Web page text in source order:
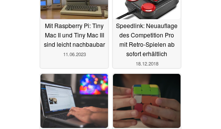
Mit Raspberry Pi: Tiny
Mac II und Tiny Mac III
sind leicht nachbaubar
11.06.2023
Speedlink: Neuauflage
des Competition Pro
mit Retro-Spielen ab
sofort erhältlich
18.12.2018